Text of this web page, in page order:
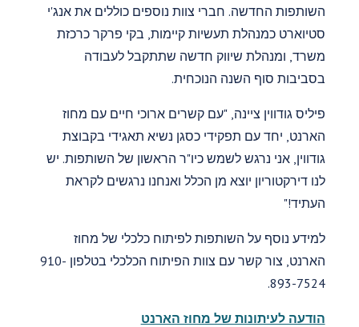
השותפות החדשה. חברי צוות נוספים כוללים את אנג'י
סטיוארט כמנהלת תעשיות קיימות, בקי פרקר כרכזת
משרד, ומנהלת שיווק חדשה שתתקבל לעבודה
בסביבות סוף השנה הנוכחית.
פיליס גודווין ציינה, "עם קשרים ארוכי חיים עם מחוז
הארנט, יחד עם תפקידי כסגן נשיא תאגידי בקבוצת
גודווין, אני נרגש לשמש כיו"ר הראשון של השותפות. יש
לנו דירקטוריון יוצא מן הכלל ואנחנו נרגשים לקראת
העתיד!"
למידע נוסף על השותפות לפיתוח כלכלי של מחוז
הארנט, צור קשר עם צוות הפיתוח הכלכלי בטלפון 910-
893-7524.
הודעה לעיתונות של מחוז הארנט